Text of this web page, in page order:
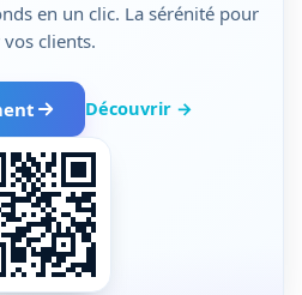
en un clic. La sérénité pour
clients.
Découvrir →